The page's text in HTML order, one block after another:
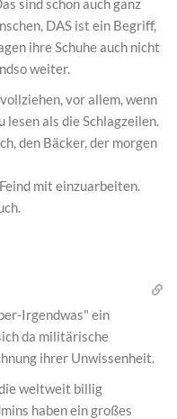
sind schon auch ganz
DAS ist ein Begriff,
ihre Schuhe auch nicht
weiter.
vor allem, wenn
lesen als die Schlagzeilen.
den Bäcker, der morgen
mit einzuarbeiten.
Irgendwas" ein
da militärische
ihrer Unwissenheit.
weltweit billig
haben ein großes